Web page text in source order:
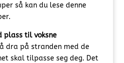
så kan du lese denne
plass til voksne
dra på stranden med de
skal tilpasse seg deg. Det